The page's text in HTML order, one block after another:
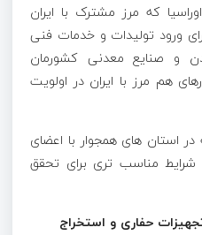
اوراسیا که مرز مشترک با ایران
ورود تولیدات و خدمات فنی
و صنایع معدنی کشورمان
هم مرز با ایران در اولویت
استان های همجوار با اعضای
شرایط مناسب تری برای تحقق
حفاری و استخراج